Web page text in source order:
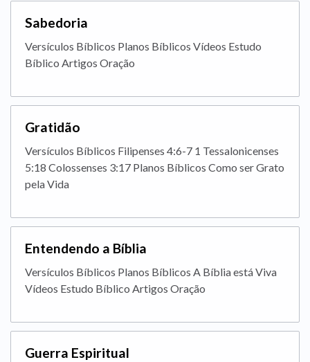
Sabedoria
Versículos Bíblicos Planos Bíblicos Vídeos Estudo
Bíblico Artigos Oração
Gratidão
Versículos Bíblicos Filipenses 4:6-7 1 Tessalonicenses
5:18 Colossenses 3:17 Planos Bíblicos Como ser Grato
pela Vida
Entendendo a Bíblia
Versículos Bíblicos Planos Bíblicos A Bíblia está Viva
Vídeos Estudo Bíblico Artigos Oração
Guerra Espiritual